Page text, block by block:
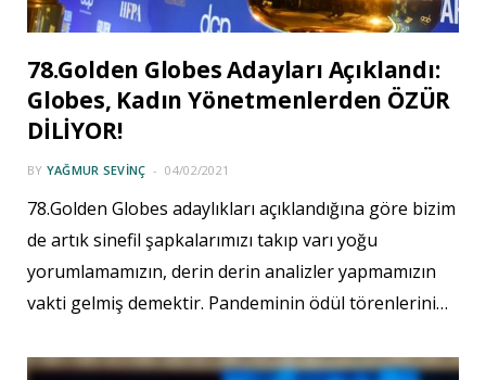
78.Golden Globes Adayları Açıklandı:
Globes, Kadın Yönetmenlerden ÖZÜR
DİLİYOR!
BY YAĞMUR SEVINÇ 04/02/2021
78.Golden Globes adaylıkları açıklandığına göre bizim
de artık sinefil şapkalarımızı takıp varı yoğu
yorumlamamızın, derin derin analizler yapmamızın
vakti gelmiş demektir. Pandeminin ödül törenlerini…